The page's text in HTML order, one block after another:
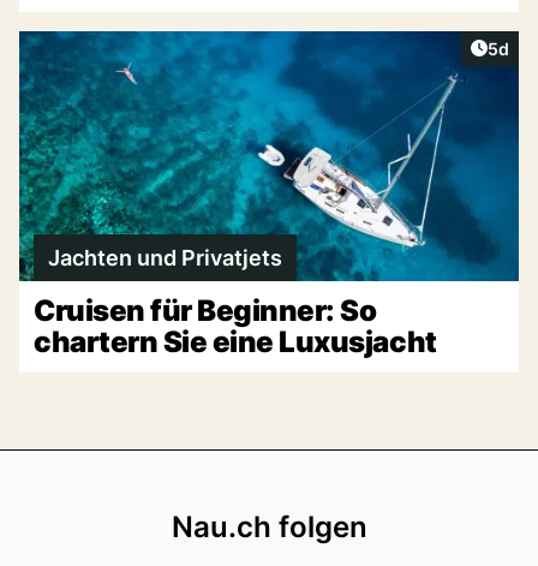
5d
Jachten und Privatjets
Cruisen für Beginner: So
chartern Sie eine Luxusjacht
Nau.ch folgen